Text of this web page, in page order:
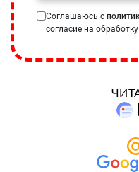
Соглашаюсь с
согласие на